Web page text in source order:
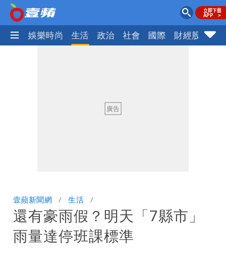
熱門 娛樂時尚 生活 政治 社會 國際 財經股市
壹蘋新聞網 生活
還有豪雨假？明天「7縣市」
雨量達停班課標準